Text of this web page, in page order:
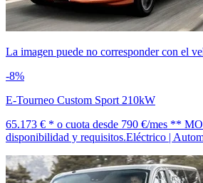
La imagen puede no corresponder con el
-8%
E-Tourneo Custom Sport 210kW
65.173 € * o cuota desde 790 €/mes **
disponibilidad y requisitos.Eléctrico |